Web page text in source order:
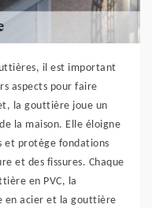
il est important
aspects pour faire
la gouttière joue un
la maison. Elle éloigne
et protège fondations
et des fissures. Chaque
en PVC, la
en acier et la gouttière